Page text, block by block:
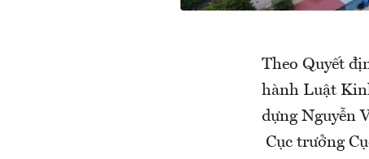
Theo Quyết
hành Luật
dựng Nguyễn
Cục trưởng